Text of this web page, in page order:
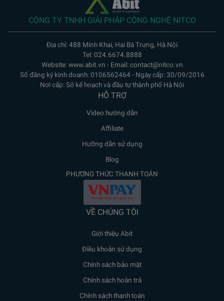
CÔNG TY TNHH GIẢI PHÁP CÔNG NGHỆ NITCO
Địa chỉ: 488 Minh Khai, Hai Bà Trưng, Hà Nội
Tel: 024.6674.8888
Website: www.abit.vn - Email: contact@nitco.vn
Số đăng ký kinh doanh: 0106562464 - Ngày cấp: 30/09/2016
Nơi cấp: Sở kế hoạch và đầu tư thành phố Hà Nội
HỖ TRỢ
Video hướng dẫn
Affiliate
Hưỡng dẫn sử dụng
Blog
PHƯƠNG THỨC THANH TOÁN
VỀ CHÚNG TÔI
Giới thiệu Abit
Điều khoản sử dụng
Chính sách bảo mật
Chính sách hoàn trả
Chính sách thanh toán